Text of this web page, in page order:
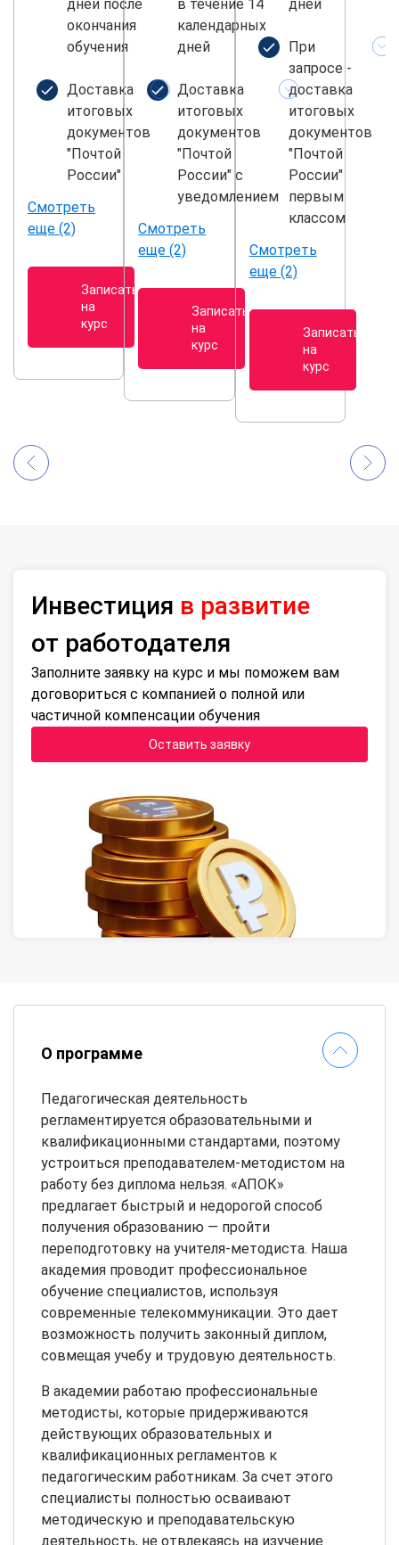
дней после
окончания
обучения
Доставка
итоговых
документов
"Почтой
России"
Смотреть
еще (2)
Записаться
на
курс
в течение 14
календарных
дней
Доставка
итоговых
документов
"Почтой
России" с
уведомлением
Смотреть
еще (2)
Записаться
на
курс
дней
При
запросе -
доставка
итоговых
документов
"Почтой
России"
первым
классом
Смотреть
еще (2)
Записаться
на
курс
Инвестиция в развитие
от работодателя
Заполните заявку на курс и мы поможем вам
договориться с компанией о полной или
частичной компенсации обучения
Оставить заявку
О программе
Педагогическая деятельность
регламентируется образовательными и
квалификационными стандартами, поэтому
устроиться преподавателем-методистом на
работу без диплома нельзя. «АПОК»
предлагает быстрый и недорогой способ
получения образованию — пройти
переподготовку на учителя-методиста. Наша
академия проводит профессиональное
обучение специалистов, используя
современные телекоммуникации. Это дает
возможность получить законный диплом,
совмещая учебу и трудовую деятельность.
В академии работаю профессиональные
методисты, которые придерживаются
действующих образовательных и
квалификационных регламентов к
педагогическим работникам. За счет этого
специалисты полностью осваивают
методическую и преподавательскую
деятельность, не отвлекаясь на изучение